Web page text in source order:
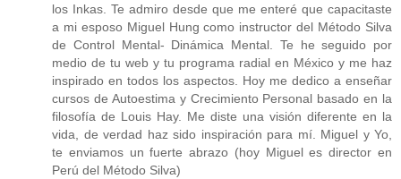
los Inkas. Te admiro desde que me enteré que capacitaste
a mi esposo Miguel Hung como instructor del Método Silva
de Control Mental- Dinámica Mental. Te he seguido por
medio de tu web y tu programa radial en México y me haz
inspirado en todos los aspectos. Hoy me dedico a enseñar
cursos de Autoestima y Crecimiento Personal basado en la
filosofía de Louis Hay. Me diste una visión diferente en la
vida, de verdad haz sido inspiración para mí. Miguel y Yo,
te enviamos un fuerte abrazo (hoy Miguel es director en
Perú del Método Silva)